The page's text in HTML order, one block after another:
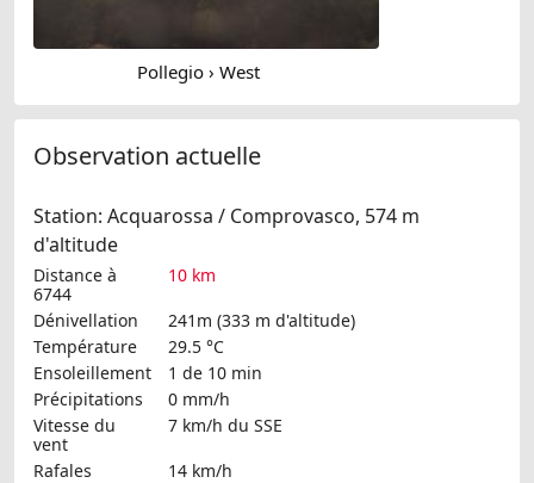
Pollegio › West
Observation actuelle
Station: Acquarossa / Comprovasco, 574 m
d'altitude
Distance à
6744
10 km
Dénivellation
241m (333 m d'altitude)
Température
29.5 °C
Ensoleillement
1 de 10 min
Précipitations
0 mm/h
Vitesse du
vent
7 km/h du SSE
Rafales
14 km/h